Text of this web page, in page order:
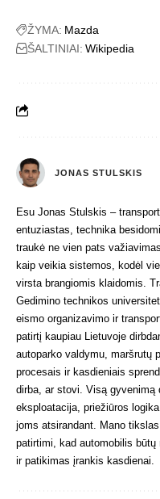
ŽYMA: Mazda
ŠALTINIAI: Wikipedia
JONAS STULSKIS
Esu Jonas Stulskis –
entuziastas, technika
traukė ne vien pats
kaip veikia sistemos, kodėl
virsta brangiomis klaidomis.
Gedimino technikos
eismo organizavimo ir
patirtį kaupiau Lietuvoje
autoparko valdymu, maršrutų
procesais ir kasdieniais
dirba, ar stovi. Visą gyvenimą
eksploatacija, priežiūros
joms atsirandant. Mano
patirtimi, kad automobilis
ir patikimas įrankis kasdienai.